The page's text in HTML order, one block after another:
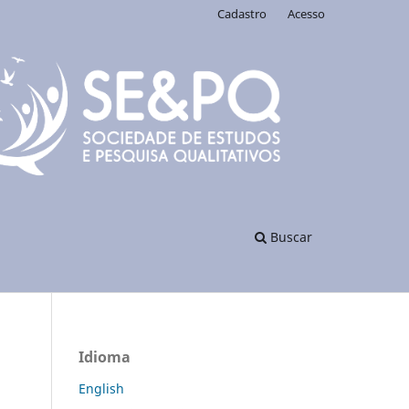
Buscar
Cadastro Acesso
Idioma
English